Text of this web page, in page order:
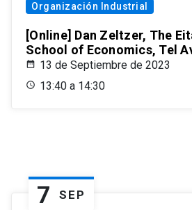
Organización Industrial
[Online] Dan Zeltzer, The
School of Economics, Tel
13 de Septiembre de 2023
13:40 a 14:30
7 SEP